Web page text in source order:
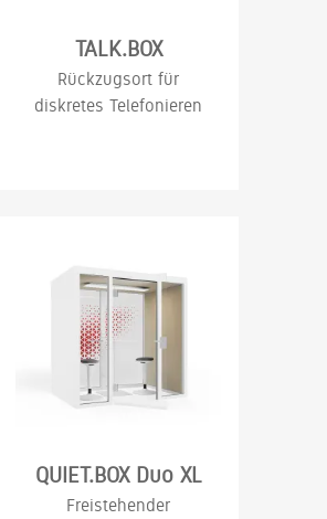
TALK.BOX
Rückzugsort für
diskretes Telefonieren
QUIET.BOX Duo XL
Freistehender